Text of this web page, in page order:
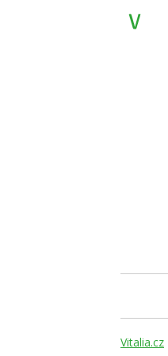
Vitalia.cz